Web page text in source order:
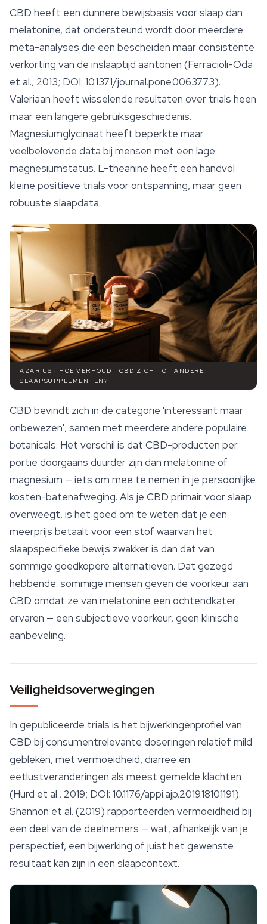
CBD heeft een dunnere bewijsbasis voor slaap dan
melatonine, dat ondersteund wordt door meerdere
meta-analyses die een bescheiden maar consistente
verkorting van de inslaaptijd aantonen (Ferracioli-Oda
et al., 2013; DOI: 10.1371/journal.pone.0063773).
Valeriaan heeft wisselende resultaten over trials heen
maar een langere gebruiksgeschiedenis.
Magnesiumglycinaat heeft beperkte maar
veelbelovende data bij mensen met een lage
magnesiumstatus. L-theanine heeft een handvol
kleine positieve trials voorontspanning, maar geen
robuuste slaapdata.
AZARIUS · HOE VERHOUDT CBD ZICH TOT ANDERE
SLAAPSUPPLEMENTEN?
CBD bevindt zich in de categorie 'interessant maar
onbewezen', samen met meerdere andere populaire
botanicals. Het verschil is dat CBD-producten per
portie doorgaans duurder zijn dan melatonine of
magnesium — iets om mee te nemen in je persoonlijke
kosten-batenafweging. Als je CBD primair voor slaap
overweegt, is het goed om te weten dat je een
meerprijs betaalt voor een stof waarvan het
slaapspecifieke bewijs zwakker is dan dat van
sommige goedkopere alternatieven. Dat gezegd
hebbende: sommige mensen geven de voorkeur aan
CBD omdat ze van melatonine een ochtendkater
ervaren — een subjectieve voorkeur, geen klinische
aanbeveling.
Veiligheidsoverwegingen
In gepubliceerde trials is het bijwerkingenprofiel van
CBD bij consumentrelevante doseringen relatief mild
gebleken, met vermoeidheid, diarree en
eetlustveranderingen als meest gemelde klachten
(Hurd et al., 2019; DOI: 10.1176/appi.ajp.2019.18101191).
Shannon et al. (2019) rapporteerden vermoeidheid bij
een deel van de deelnemers — wat, afhankelijk van je
perspectief, een bijwerking of juist het gewenste
resultaat kan zijn in een slaapcontext.